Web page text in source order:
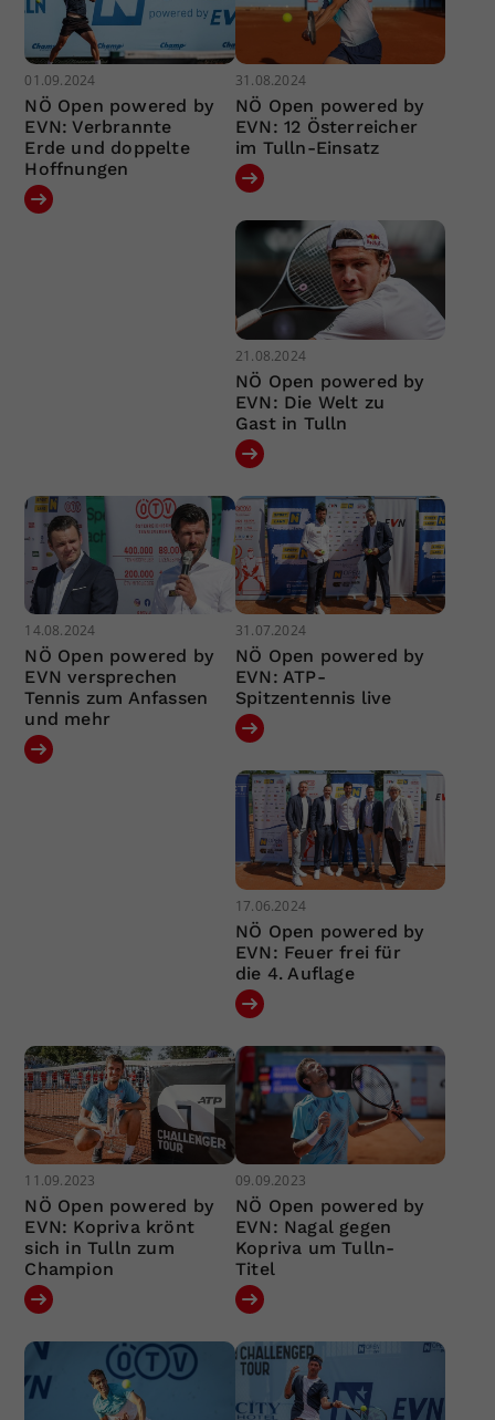
01.09.2024
NÖ Open powered by
EVN: Verbrannte
Erde und doppelte
Hoffnungen
31.08.2024
NÖ Open powered by
EVN: 12 Österreicher
im Tulln-Einsatz
21.08.2024
NÖ Open powered by
EVN: Die Welt zu
Gast in Tulln
14.08.2024
NÖ Open powered by
EVN versprechen
Tennis zum Anfassen
und mehr
31.07.2024
NÖ Open powered by
EVN: ATP-
Spitzentennis live
17.06.2024
NÖ Open powered by
EVN: Feuer frei für
die 4. Auflage
11.09.2023
NÖ Open powered by
EVN: Kopriva krönt
sich in Tulln zum
Champion
09.09.2023
NÖ Open powered by
EVN: Nagal gegen
Kopriva um Tulln-
Titel